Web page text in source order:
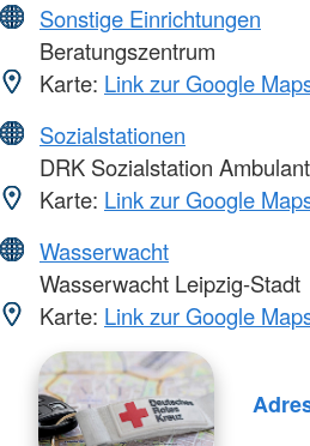
Sonstige Einrichtungen
Beratungszentrum
Karte: Link zur Google
Sozialstationen
DRK Sozialstation
Karte: Link zur Google
Wasserwacht
Wasserwacht Leipzig-Stadt
Karte: Link zur Google